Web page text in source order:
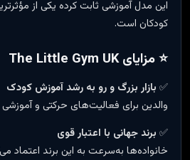
این مدل آموزشی ثابت کرده یکی از
کودکان است.
⭐ مزایای The Little Gym UK
✅ بازار بزرگ و رو به رشد آموزش کودک
والدین برای فعالیت‌های حرکتی و آموزشی
✅ برند جهانی با اعتبار قوی
خانواده‌ها به‌سرعت به این برند اعتماد